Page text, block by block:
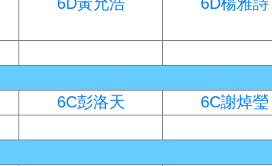
6C彭洛天
6C謝焯瑩